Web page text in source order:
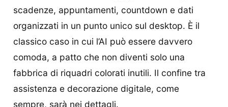
scadenze, appuntamenti, countdown e dati
organizzati in un punto unico sul desktop. È il
classico caso in cui l’AI può essere davvero
comoda, a patto che non diventi solo una
fabbrica di riquadri colorati inutili. Il confine tra
assistenza e decorazione digitale, come
sempre, sarà nei dettagli.